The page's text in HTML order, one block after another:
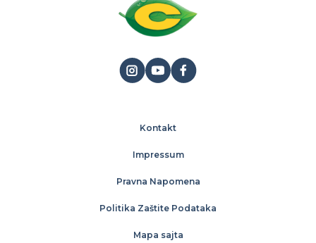
Kontakt
Impressum
Pravna Napomena
Politika Zaštite Podataka
Mapa sajta